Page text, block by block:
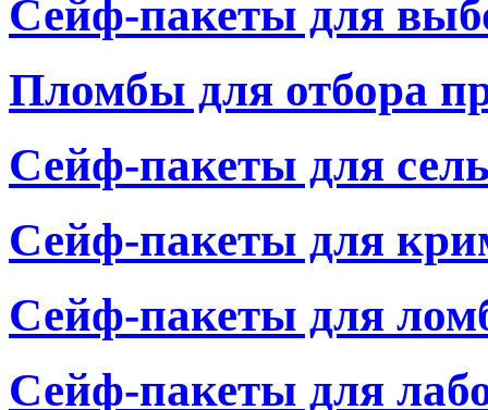
Сейф-пакеты для
Пломбы для отбора
Сейф-пакеты для
Сейф-пакеты для
Сейф-пакеты для
Сейф-пакеты для